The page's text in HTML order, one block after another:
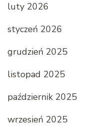
luty 2026
styczeń 2026
grudzień 2025
listopad 2025
październik 2025
wrzesień 2025